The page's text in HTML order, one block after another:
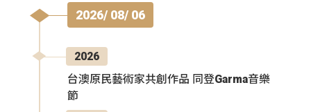
2026/ 08/ 06
2026
台澳原民藝術家共創作品 同登Garma音樂
節